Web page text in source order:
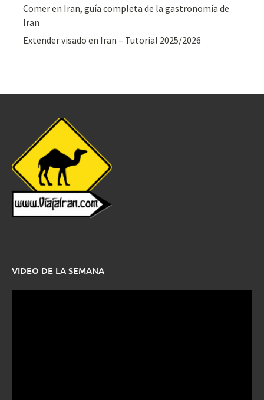
Comer en Iran, guía completa de la gastronomía de
Iran
Extender visado en Iran – Tutorial 2025/2026
VIDEO DE LA SEMANA